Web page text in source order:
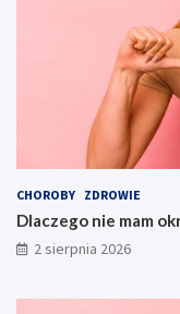
CHOROBY ZDROWIE
Dlaczego nie mam
2 sierpnia 2026